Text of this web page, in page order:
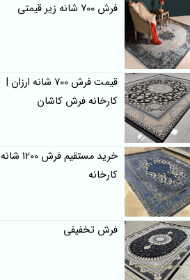
فرش 700 شانه زیر قیمتی
قیمت فرش 700 شانه ارزان |
کارخانه فرش کاشان
خرید مستقیم فرش 1200 شانه از
کارخانه
فرش تخفیفی